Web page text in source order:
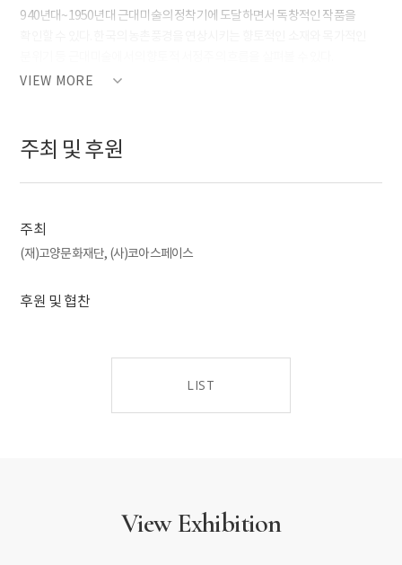
940년대~1950년대 근대미술의 정착기에 도달하면서 독창적인 작품을
1949년 대한민국미술전람회(국전)를 통해 추구하였던 아카데믹한 사실주의
VIEW MORE
주최 및 후원
주최
(재)고양문화재단, (사)코아스페이스
후원 및 협찬
LIST
View Exhibition